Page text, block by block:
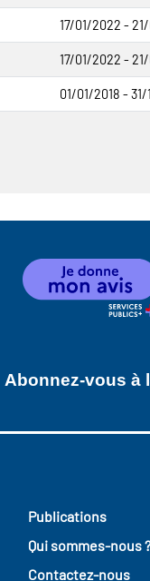
17/01/2022 -
17/01/2022 -
01/01/2018 -
Abonnez-vous à
Publications
Qui sommes-nous ?
Contactez-nous